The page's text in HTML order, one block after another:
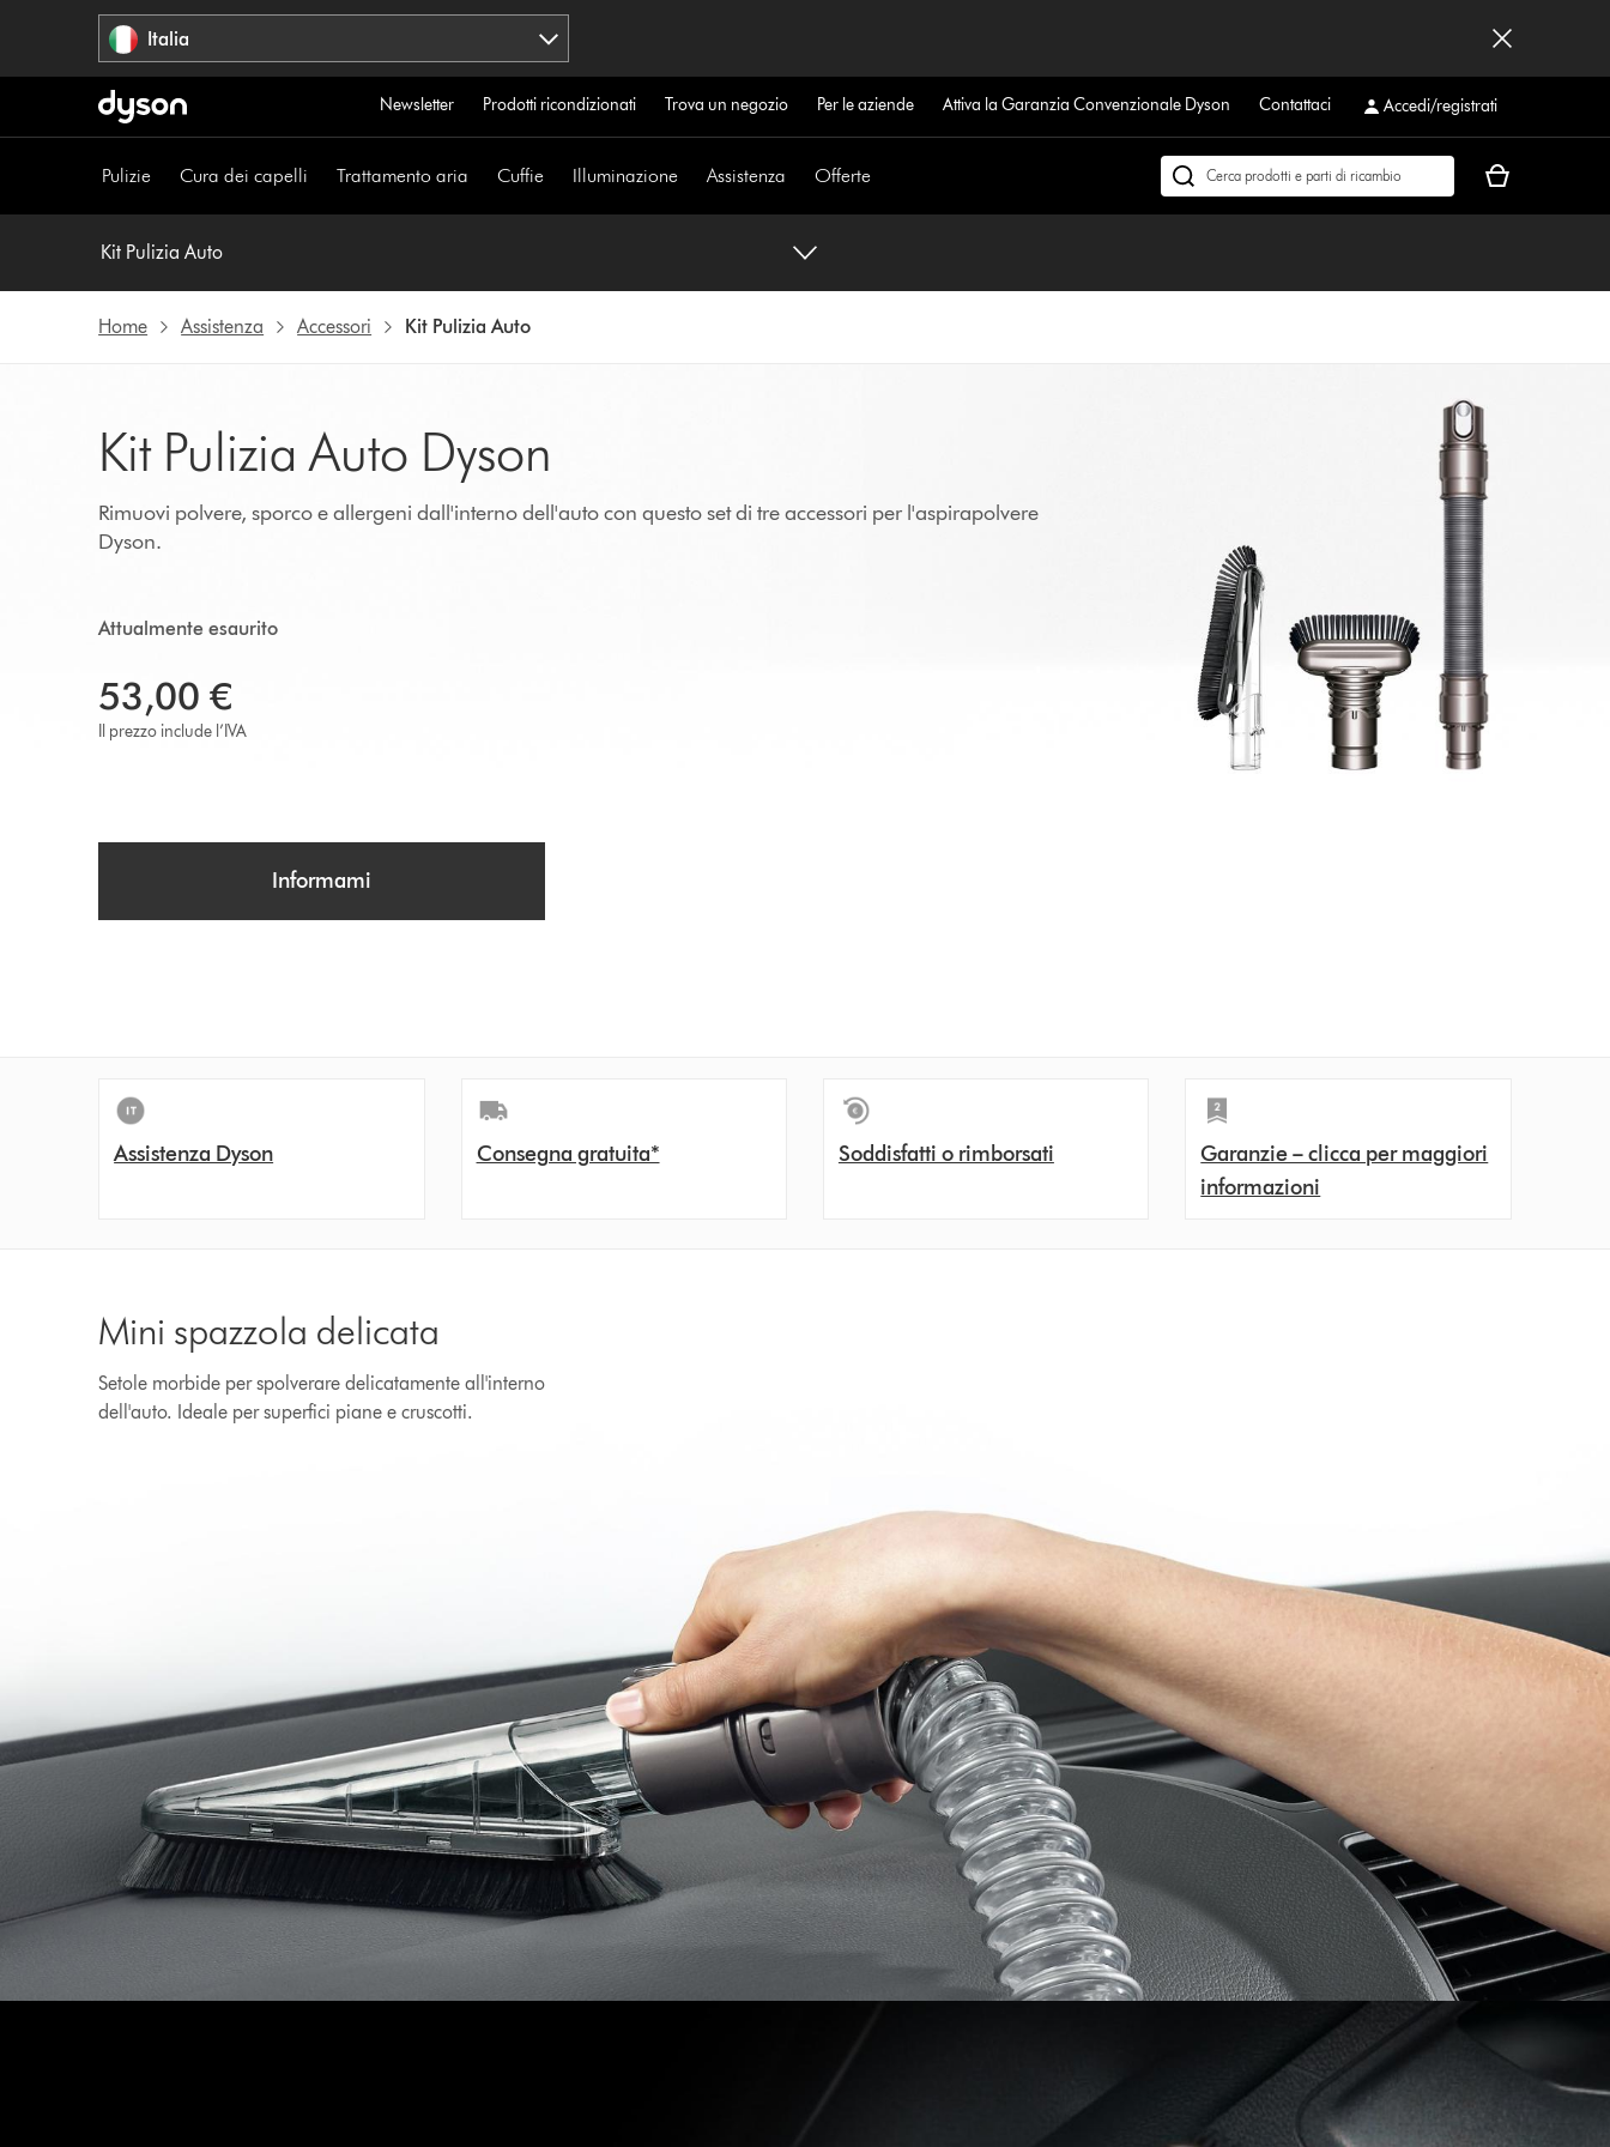
Italia
Newsletter Prodotti ricondizionati Trova un negozio Per le aziende Attiva la Garanzia Convenzionale Dyson Contattaci Accedi/registrati
Pulizie Cura dei capelli Trattamento aria Cuffie Illuminazione Assistenza Offerte
Cerca
Il
Kit Pulizia Auto
Home Assistenza Accessori Kit Pulizia Auto
Kit Pulizia Auto Dyson
Rimuovi polvere, sporco e allergeni dall'interno dell'auto con questo set di tre accessori per l'aspirapolvere
Dyson.
Attualmente esaurito
53,00 €
Il prezzo include l’IVA
Informami
Assistenza Dyson Consegna gratuita* Soddisfatti o rimborsati
Garanzie – clicca per maggiori
informazioni
Mini spazzola delicata
Setole morbide per spolverare delicatamente all'interno
dell'auto. Ideale per superfici piane e cruscotti.